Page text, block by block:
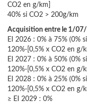
CO2 en g/km]
40% si CO2 > 200g/km
Acquisition entre le 1/
EI 2026 : 0% à 75% (0%
120%-[0,5% x CO2 en g/
EI 2027 : 0% à 50% (0%
120%-[0,5% x CO2 en g/
EI 2028 : 0% à 25% (0%
120%-[0,5% x CO2 en g/
≥ EI 2029 : 0%